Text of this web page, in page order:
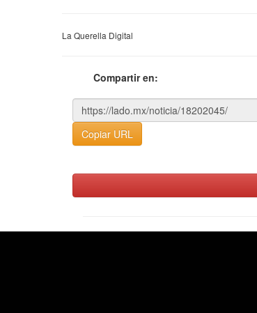
La Querella Digital
Compartir en:
Copiar URL